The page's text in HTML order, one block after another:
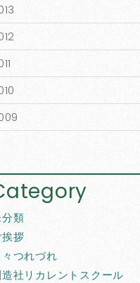
類
挨拶
々つれづれ
社リカレントスクール